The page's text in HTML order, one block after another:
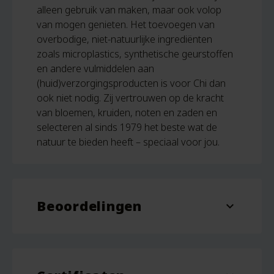
alleen gebruik van maken, maar ook volop
van mogen genieten. Het toevoegen van
overbodige, niet-natuurlijke ingrediënten
zoals microplastics, synthetische geurstoffen
en andere vulmiddelen aan
(huid)verzorgingsproducten is voor Chi dan
ook niet nodig. Zij vertrouwen op de kracht
van bloemen, kruiden, noten en zaden en
selecteren al sinds 1979 het beste wat de
natuur te bieden heeft – speciaal voor jou.
Beoordelingen expand_more